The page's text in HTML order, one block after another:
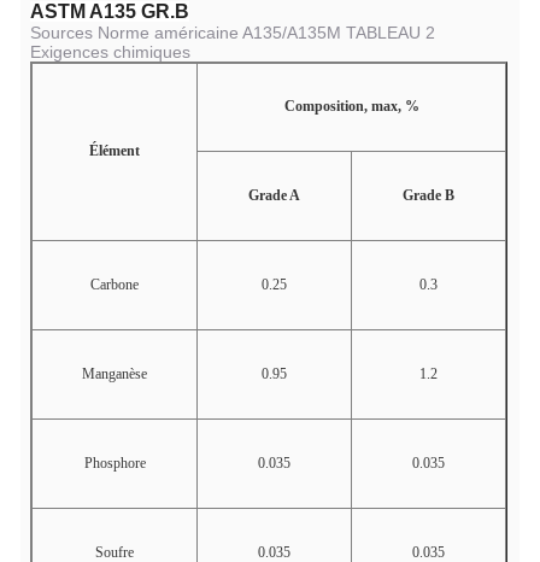
ASTM A135 GR.B
Sources Norme américaine A135/A135M TABLEAU 2
Exigences chimiques
Élément
Composition, max, %
Grade A Grade B
Carbone 0.25 0.3
Manganèse 0.95 1.2
Phosphore 0.035 0.035
Soufre 0.035 0.035